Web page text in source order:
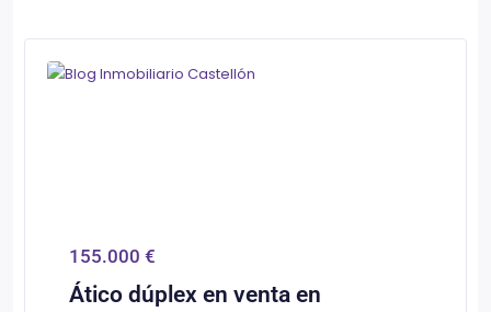
0 Castellón/Castelló
155.000 €
Ático dúplex en venta en